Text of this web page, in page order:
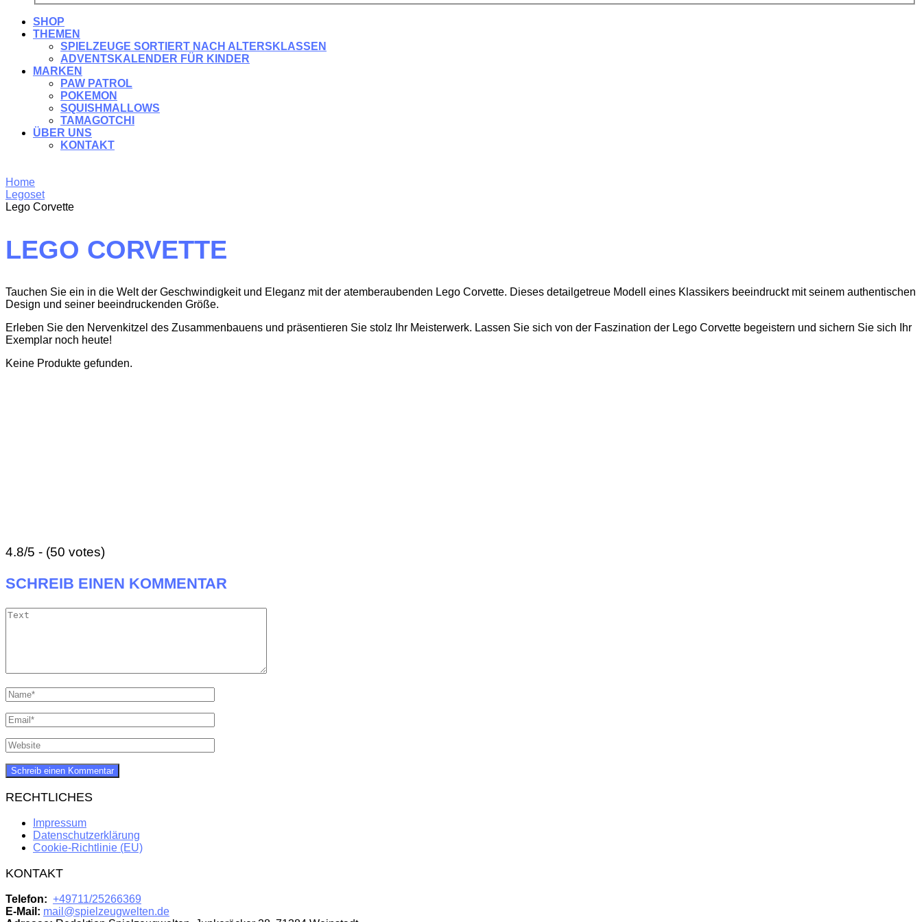
SHOP
THEMEN
SPIELZEUGE SORTIERT NACH ALTERSKLASSEN
ADVENTSKALENDER FÜR KINDER
MARKEN
PAW PATROL
POKEMON
SQUISHMALLOWS
TAMAGOTCHI
ÜBER UNS
KONTAKT
Home
Legoset
Lego Corvette
LEGO CORVETTE
Tauchen Sie ein in die Welt der Geschwindigkeit und Eleganz mit der atemberaubenden Lego Corvette. Dieses detailgetreue Modell eines Klassikers beeindruckt mit seinem authentischen
Design und seiner beeindruckenden Größe.
Erleben Sie den Nervenkitzel des Zusammenbauens und präsentieren Sie stolz Ihr Meisterwerk. Lassen Sie sich von der Faszination der Lego Corvette begeistern und sichern Sie sich Ihr
Exemplar noch heute!
Keine Produkte gefunden.
4.8/5 - (50 votes)
SCHREIB EINEN KOMMENTAR
RECHTLICHES
Impressum
Datenschutzerklärung
Cookie-Richtlinie (EU)
KONTAKT
Telefon: +49711/25266369
E-Mail: mail@spielzeugwelten.de